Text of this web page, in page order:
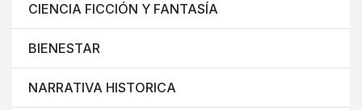
CIENCIA FICCIÓN Y FANTASÍA
BIENESTAR
NARRATIVA HISTORICA